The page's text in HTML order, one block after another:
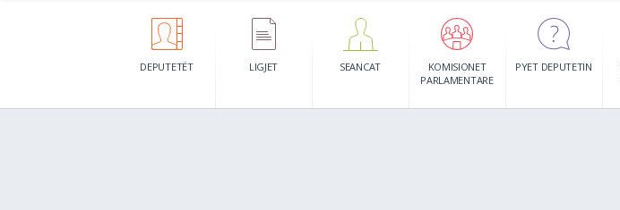
DEPUTETËT LIGJET SEANCAT
KOMISIONET
PARLAMENTARE
PYET DEPUTETIN